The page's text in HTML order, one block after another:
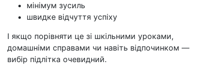
мінімум зусиль
швидке відчуття успіху
І якщо порівняти це зі шкільними уроками,
домашніми справами чи навіть відпочинком —
вибір підлітка очевидний.